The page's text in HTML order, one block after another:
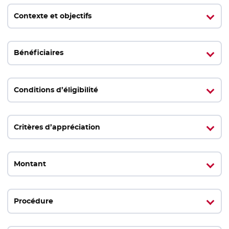
Contexte et objectifs
Bénéficiaires
Conditions d’éligibilité
Critères d’appréciation
Montant
Procédure